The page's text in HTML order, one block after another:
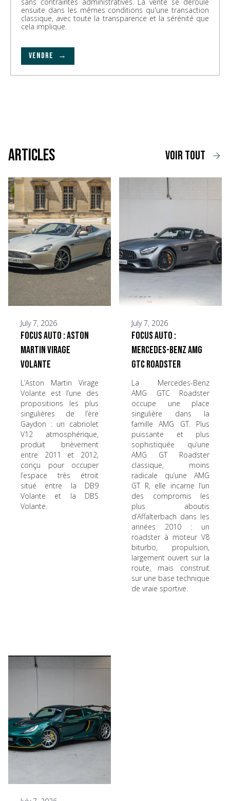
ensuite dans les mêmes conditions qu'une transaction
classique, avec toute la transparence et la sérénité que
cela implique.
VENDRE →
voir tout
Articles
July 7, 2026
Focus Auto : Aston
Martin Virage
Volante
L’Aston Martin Virage
Volante est l’une des
propositions les plus
singulières de l’ère
Gaydon : un cabriolet
V12 atmosphérique,
produit brièvement
entre 2011 et 2012,
conçu pour occuper
l’espace très étroit
situé entre la DB9
Volante et la DBS
Volante.
July 7, 2026
Focus Auto :
Mercedes-Benz AMG
GTC Roadster
La Mercedes-Benz
AMG GTC Roadster
occupe une place
singulière dans la
famille AMG GT. Plus
puissante et plus
sophistiquée qu’une
AMG GT Roadster
classique, moins
radicale qu’une AMG
GT R, elle incarne l’un
des compromis les
plus aboutis
d’Affalterbach dans les
années 2010 : un
roadster à moteur V8
biturbo, propulsion,
largement ouvert sur la
route, mais construit
sur une base technique
de vraie sportive.